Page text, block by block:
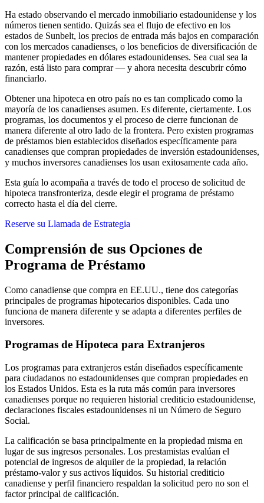
Ha estado observando el mercado inmobiliario estadounidense y los
números tienen sentido. Quizás sea el flujo de efectivo en los
estados de Sunbelt, los precios de entrada más bajos en comparación
con los mercados canadienses, o los beneficios de diversificación de
mantener propiedades en dólares estadounidenses. Sea cual sea la
razón, está listo para comprar — y ahora necesita descubrir cómo
financiarlo.
Obtener una hipoteca en otro país no es tan complicado como la
mayoría de los canadienses asumen. Es diferente, ciertamente. Los
programas, los documentos y el proceso de cierre funcionan de
manera diferente al otro lado de la frontera. Pero existen programas
de préstamos bien establecidos diseñados específicamente para
canadienses que compran propiedades de inversión estadounidenses,
y muchos inversores canadienses los usan exitosamente cada año.
Esta guía lo acompaña a través de todo el proceso de solicitud de
hipoteca transfronteriza, desde elegir el programa de préstamo
correcto hasta el día del cierre.
Reserve su Llamada de Estrategia
Comprensión de sus Opciones de
Programa de Préstamo
Como canadiense que compra en EE.UU., tiene dos categorías
principales de programas hipotecarios disponibles. Cada uno
funciona de manera diferente y se adapta a diferentes perfiles de
inversores.
Programas de Hipoteca para Extranjeros
Los programas para extranjeros están diseñados específicamente
para ciudadanos no estadounidenses que compran propiedades en
los Estados Unidos. Esta es la ruta más común para inversores
canadienses porque no requieren historial crediticio estadounidense,
declaraciones fiscales estadounidenses ni un Número de Seguro
Social.
La calificación se basa principalmente en la propiedad misma en
lugar de sus ingresos personales. Los prestamistas evalúan el
potencial de ingresos de alquiler de la propiedad, la relación
préstamo-valor y sus activos líquidos. Su historial crediticio
canadiense y perfil financiero respaldan la solicitud pero no son el
factor principal de calificación.